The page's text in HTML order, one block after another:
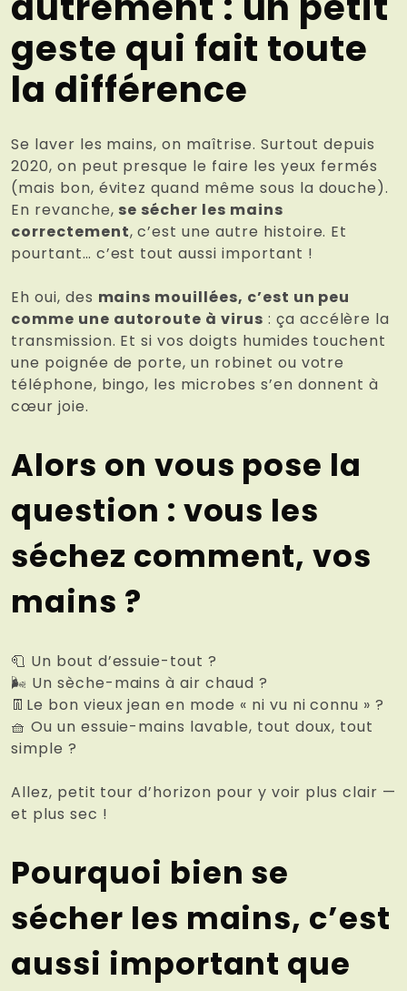
geste qui fait toute
la différence
Se laver les mains, on maîtrise. Surtout depuis
2020, on peut presque le faire les yeux fermés
(mais bon, évitez quand même sous la douche).
En revanche, se sécher les mains
correctement, c’est une autre histoire. Et
pourtant… c’est tout aussi important !
Eh oui, des mains mouillées, c’est un peu
comme une autoroute à virus : ça accélère la
transmission. Et si vos doigts humides touchent
une poignée de porte, un robinet ou votre
téléphone, bingo, les microbes s’en donnent à
cœur joie.
Alors on vous pose la
question : vous les
séchez comment, vos
mains ?
🧻 Un bout d’essuie-tout ?
🌬️ Un sèche-mains à air chaud ?
👖Le bon vieux jean en mode « ni vu ni connu » ?
🧺 Ou un essuie-mains lavable, tout doux, tout
simple ?
Allez, petit tour d’horizon pour y voir plus clair —
et plus sec !
Pourquoi bien se
sécher les mains, c’est
aussi important que